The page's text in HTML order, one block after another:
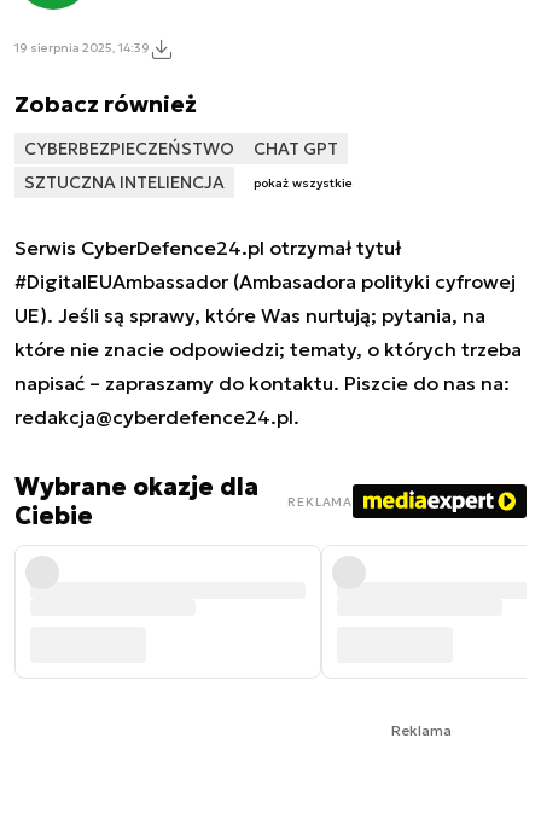
19 sierpnia 2025, 14:39
Zobacz również
CYBERBEZPIECZEŃSTWO
CHAT GPT
SZTUCZNA INTELIENCJA
pokaż wszystkie
Serwis CyberDefence24.pl otrzymał tytuł
#DigitalEUAmbassador (Ambasadora polityki cyfrowej
UE). Jeśli są sprawy, które Was nurtują; pytania, na
które nie znacie odpowiedzi; tematy, o których trzeba
napisać – zapraszamy do kontaktu. Piszcie do nas na:
redakcja@cyberdefence24.pl.
Wybrane okazje dla
Ciebie
REKLAMA
Reklama